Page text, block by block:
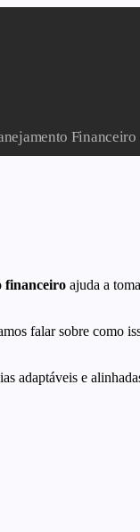
Financeiro
financeiro ajuda a
falar sobre como
adaptáveis e